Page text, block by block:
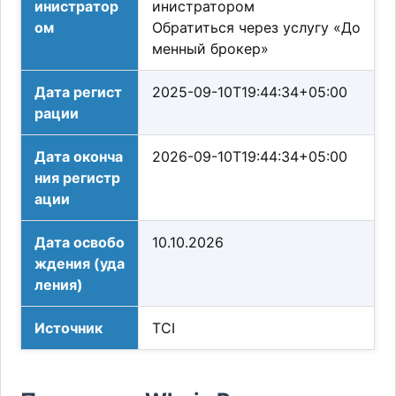
инистратор
ом
инистратором
Обратиться через услугу «До
менный брокер»
Дата регист
рации
2025-09-10T19:44:34+05:00
Дата оконча
ния регистр
ации
2026-09-10T19:44:34+05:00
Дата освобо
ждения (уда
ления)
10.10.2026
Источник TCI